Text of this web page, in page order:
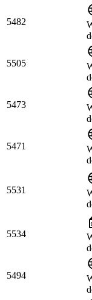
5482
5505
5473
5471
5531
5534
5494